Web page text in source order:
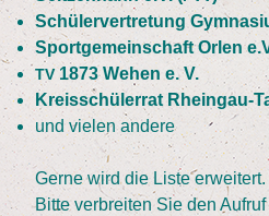
Schü­ler­ver­tre­tung
Sport­ge­mein­schaft Orlen
TV 1873Wehen e. V.
Kreis­schü­ler­rat Rheingau-
und vie­len andere
Ger­ne wird die Lis­te erwei­tert.
Bit­te ver­brei­ten Sie den Auf­ruf